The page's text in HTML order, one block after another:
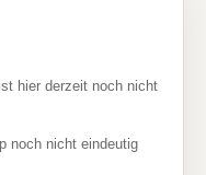
hier derzeit noch nicht
noch nicht eindeutig